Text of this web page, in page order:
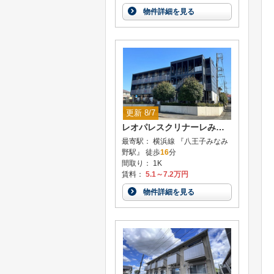
物件詳細を見る
更新 8/7
レオパレスクリナーレみなみ野
最寄駅： 横浜線 『八王子みなみ
野駅』 徒歩16分
間取り： 1K
賃料： 5.1～7.2万円
物件詳細を見る